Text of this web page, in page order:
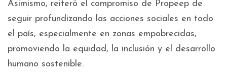
Asimismo, reiteró el compromiso de Propeep de
seguir profundizando las acciones sociales en todo
el país, especialmente en zonas empobrecidas,
promoviendo la equidad, la inclusión y el desarrollo
humano sostenible.